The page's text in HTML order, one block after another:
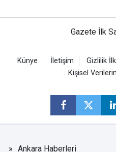
Gazete İlk
Künye İletişim Gizlilik
Kişisel
Ankara Haberleri